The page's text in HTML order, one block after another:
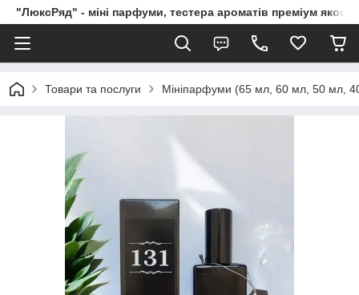
"ЛюксРяд" - міні парфуми, тестера ароматів преміум
Товари та послуги Мініпарфуми (65 мл, 60 мл, 50 мл,